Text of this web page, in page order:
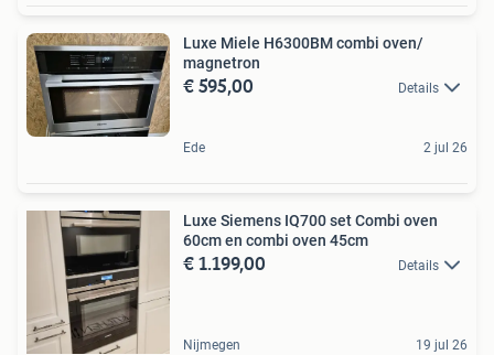
Luxe Miele H6300BM combi oven/
magnetron
€ 595,00 Details
Ede 2 jul 26
Luxe Siemens IQ700 set Combi oven
60cm en combi oven 45cm
€ 1.199,00 Details
Nijmegen 19 jul 26